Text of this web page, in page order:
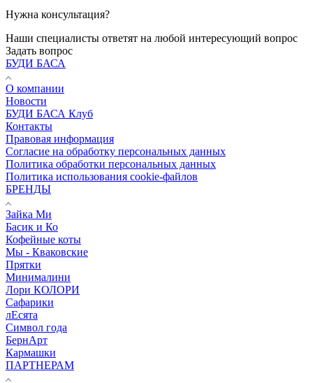
Нужна консультация?
Наши специалисты ответят на любой интересующий вопрос
Задать вопрос
БУДИ БАСА
О компании
Новости
БУДИ БАСА Клуб
Контакты
Правовая информация
Согласие на обработку персональных данных
Политика обработки персональных данных
Политика использования cookie-файлов
БРЕНДЫ
Зайка Ми
Басик и Ко
Кофейные коты
Мы - Кваковские
Прятки
Минималини
Лори КОЛОРИ
Сафарики
лЕсята
Символ года
БернАрт
Кармашки
ПАРТНЕРАМ